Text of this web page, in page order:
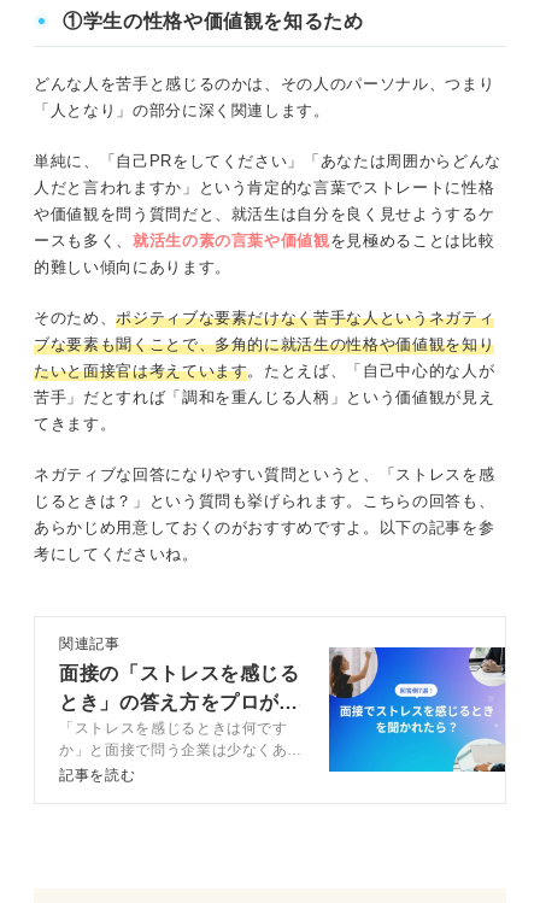
①学生の性格や価値観を知るため
どんな人を苦手と感じるのかは、その人のパーソナル、つまり
「人となり」の部分に深く関連します。
単純に、「自己PRをしてください」「あなたは周囲からどんな
人だと言われますか」という肯定的な言葉でストレートに性格
や価値観を問う質問だと、就活生は自分を良く見せようするケ
ースも多く、 就活生の素の言葉や価値観を見極めることは比較
的難しい傾向にあります。
そのため、ポジティブな要素だけなく苦手な人というネガティ
ブな要素も聞くことで、多角的に就活生の性格や価値観を知り
たいと面接官は考えています。たとえば、「自己中心的な人が
苦手」だとすれば「調和を重んじる人柄」という価値観が見え
てきます。
ネガティブな回答になりやすい質問というと、「ストレスを感
じるときは？」という質問も挙げられます。こちらの回答も、
あらかじめ用意しておくのがおすすめですよ。以下の記事を参
考にしてくださいね。
関連記事
面接の「ストレスを感じる
とき」の答え方をプロが解
説！ 例文7選付き
「ストレスを感じるときは何です
か」と面接で問う企業は少なくあり
ません。回答方法や注意点をキャリ
記事を読む
面接で苦手な人を答えるときのNG例
「いない」と答えてしまう
ネガティブな対処方法を伝えている
非難が混ざっている
面接で苦手な人を答えるときは質問意図をふまえた回答で